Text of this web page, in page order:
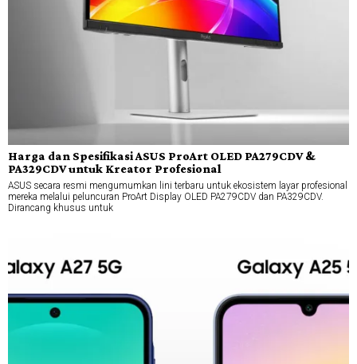
Harga dan Spesifikasi ASUS ProArt OLED PA279CDV &
PA329CDV untuk Kreator Profesional
ASUS secara resmi mengumumkan lini terbaru untuk ekosistem layar profesional
mereka melalui peluncuran ProArt Display OLED PA279CDV dan PA329CDV.
Dirancang khusus untuk